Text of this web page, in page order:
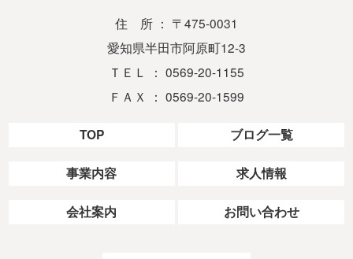
住 所 ： 〒475-0031
愛知県半田市阿原町12-3
ＴＥＬ ： 0569-20-1155
ＦＡＸ ： 0569-20-1599
TOP
事業内容
会社案内
ブログ一覧
求人情報
お問い合わせ